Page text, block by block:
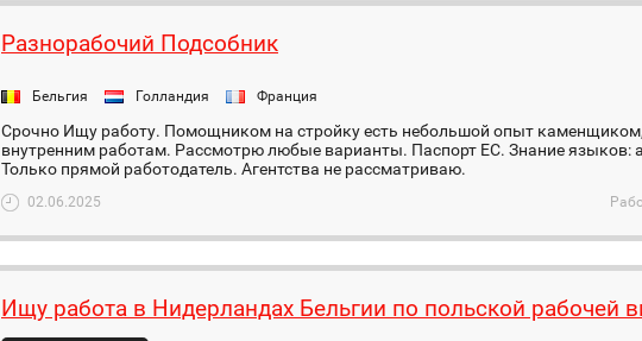
Разнорабочий Подсобник
Бельгия Голландия Франция
Срочно Ищу работу. Помощником на стройку есть небольшой опыт
внутренним работам. Рассмотрю любые варианты. Паспорт ЕС. Знание языков:
Только прямой работодатель. Агентства не рассматриваю.
02.06.2025
Ищу работа в Нидерландах Бельгии по польской рабочей